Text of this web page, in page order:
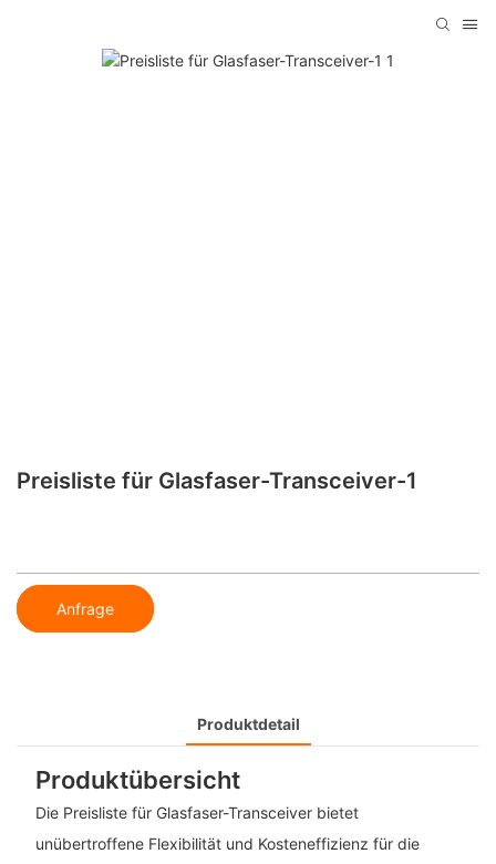
Preisliste für Glasfaser-Transceiver-1
Anfrage
Produktdetail
Produktübersicht
Die Preisliste für Glasfaser-Transceiver bietet
unübertroffene Flexibilität und Kosteneffizienz für die